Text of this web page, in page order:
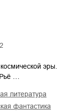
эры.
…
литература
фантастика